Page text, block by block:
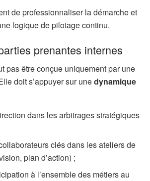
de professionnaliser la démarche et
logique de pilotage continu.
prenantes internes
pas être conçue uniquement par une
doit s’appuyer sur unedynamique
dans les arbitrages stratégiques
clés dans les ateliers de
plan d’action) ;
à l’ensemble des métiers au